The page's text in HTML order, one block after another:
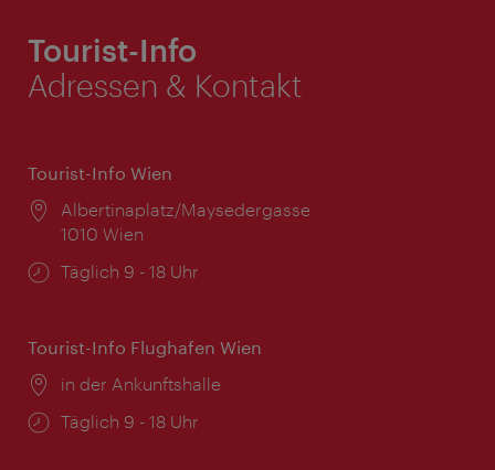
Tourist-Info
Adressen & Kontakt
Tourist-Info Wien
Ort:
Albertinaplatz/Maysedergasse
1010 Wien
Öffnungszeiten:
Täglich 9 - 18 Uhr
Tourist-Info Flughafen Wien
Ort:
in der Ankunftshalle
Öffnungszeiten:
Täglich 9 - 18 Uhr